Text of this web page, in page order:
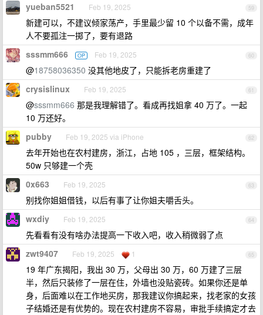
59
yueban5521 Feb 19, 2025
新建可以，不建议倾家荡产，手里最少留 10 个以备不需，成年
人不要孤注一掷了，要有退路
60
sssmm666 OP Feb 19, 2025
@18758036350 没其他地皮了，只能拆老房重建了
61
crysislinux Feb 19, 2025
@sssmm666 那是我理解错了。看成再找姐拿 40 万了。一起
10 万还好。
62
pubby Feb 19, 2025 via iPhone
去年开始也在农村建房，浙江，占地 105 ，三层，框架结构。
50w 只够建一个壳
63
0x663 Feb 19, 2025
别找你姐姐借钱，以后有事了让你姐夫嚼舌头。
64
wxdiy Feb 19, 2025
先看看有没有啥办法提高一下收入吧，收入稍微弱了点
65
zwt9407 Feb 19, 2025 1
19 年广东揭阳，我出 30 万，父母出 30 万，60 万建了三层
半，然后只装修了一层在住，外墙也没贴瓷砖。如果你还是单
身，后面难以在工作地买房，那我建议你搞起来，找老家的女孩
子结婚还是有优势的。现在农村建房不容易，审批手续搞定才去